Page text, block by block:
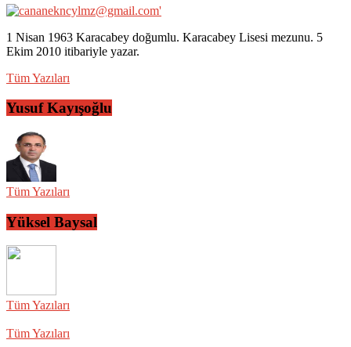
1 Nisan 1963 Karacabey doğumlu. Karacabey Lisesi mezunu. 5
Ekim 2010 itibariyle yazar.
Tüm Yazıları
Yusuf Kayışoğlu
Tüm Yazıları
Yüksel Baysal
Tüm Yazıları
Tüm Yazıları